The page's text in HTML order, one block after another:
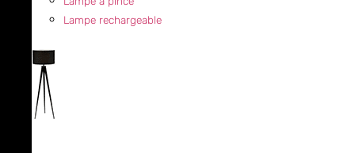
Lampe rechargeable